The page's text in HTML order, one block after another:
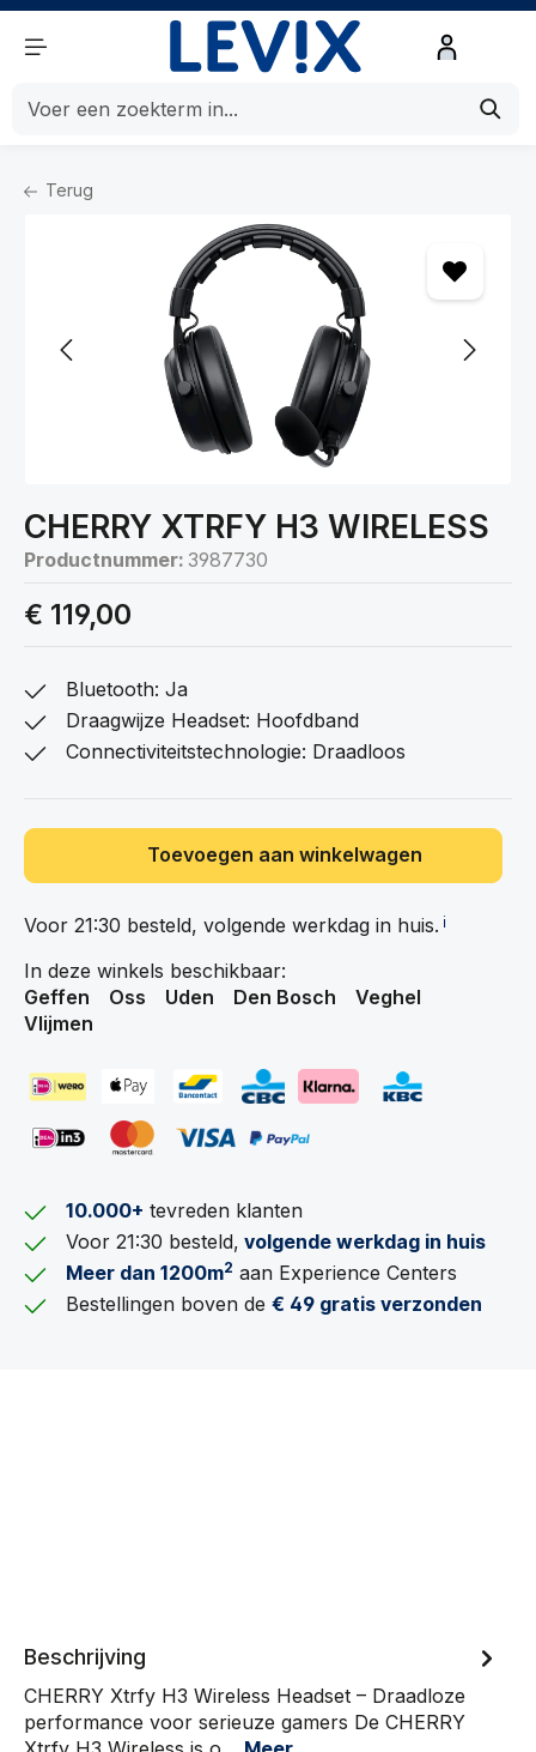
Terug
Home
CHERRY XTRFY H3 WIRELESS
Productnummer: 3987730
€ 119,00
Bluetooth: Ja
Draagwijze Headset: Hoofdband
Connectiviteitstechnologie: Draadloos
Toevoegen aan winkelwagen
Voor 21:30 besteld, volgende werkdag in huis. ℹ️
In deze winkels beschikbaar:
Geffen
Oss Uden Den Bosch
Veghel
Vlijmen
10.000+ tevreden klanten
Voor 21:30 besteld, volgende werkdag in huis
Meer dan 1200m2 aan Experience Centers
Bestellingen boven de€ 49 gratis verzonden
Beschrijving
CHERRY Xtrfy H3 Wireless Headset – Draadloze
performance voor serieuze gamers De CHERRY